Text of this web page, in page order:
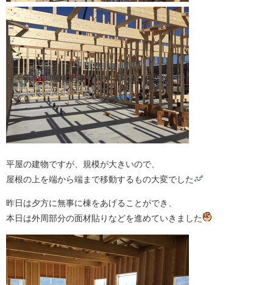
平屋の建物ですが、規模が大きいので、
屋根の上を端から端まで移動するもの大変でした
昨日は夕方に無事に棟をあげることができ、
本日は外周部分の面材貼りなどを進めていきました